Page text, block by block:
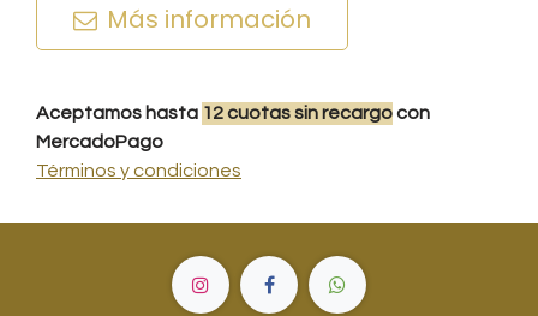
Más información
Aceptamos hasta 12cuotassin recargocon
MercadoPago
Términos y condiciones